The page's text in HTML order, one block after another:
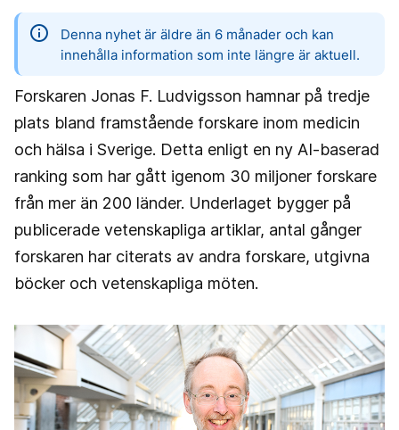
information
Denna nyhet är äldre än 6 månader och kan
innehålla information som inte längre är aktuell.
Forskaren Jonas F. Ludvigsson hamnar på tredje
plats bland framstående forskare inom medicin
och hälsa i Sverige. Detta enligt en ny AI-baserad
ranking som har gått igenom 30 miljoner forskare
från mer än 200 länder. Underlaget bygger på
publicerade vetenskapliga artiklar, antal gånger
forskaren har citerats av andra forskare, utgivna
böcker och vetenskapliga möten.